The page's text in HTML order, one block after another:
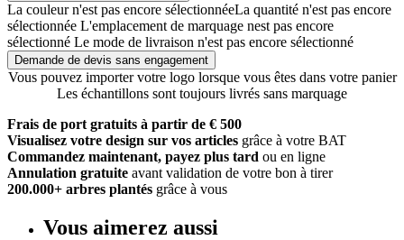
La couleur n'est pas encore sélectionnéeLa quantité n'est pas encore
sélectionnée L'emplacement de marquage nest pas encore
sélectionné Le mode de livraison n'est pas encore sélectionné
Demande de devis sans engagement
Vous pouvez importer votre logo lorsque vous êtes dans votre panier
Les échantillons sont toujours livrés sans marquage
Frais de port gratuits à partir de € 500
Visualisez votre design sur vos articles grâce à votre BAT
Commandez maintenant, payez plus tard ou en ligne
Annulation gratuite avant validation de votre bon à tirer
200.000+ arbres plantés grâce à vous
Vous aimerez aussi